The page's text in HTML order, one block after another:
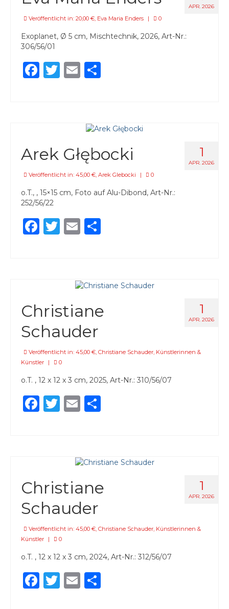
APR. 2026
Veröffentlicht in: 20,00 €, Eva Maria Enders | 0
Exoplanet, Ø 5 cm, Mischtechnik, 2026, Art-Nr.:
306/56/01
Facebook
Twitter
Email
1
APR. 2026
Arek Głębocki
Veröffentlicht in: 45,00 €, Arek Glebocki | 0
o.T., , 15×15 cm, Foto auf Alu-Dibond, Art-Nr.:
252/56/22
Facebook
Twitter
Email
1
APR. 2026
Christiane
Schauder
Veröffentlicht in: 45,00 € Christiane Schauder Künstlerinnen &
Künstler
| 0
o.T. , 12 x 12 x 3 cm, 2025, Art-Nr.: 310/56/07
Facebook
Twitter
Email
1
APR. 2026
Christiane
Schauder
Veröffentlicht in: 45,00 €, Christiane Schauder, Künstlerinnen &
Künstler
| 0
o.T. , 12 x 12 x 3 cm, 2024, Art-Nr.: 312/56/07
Facebook
Twitter
Email